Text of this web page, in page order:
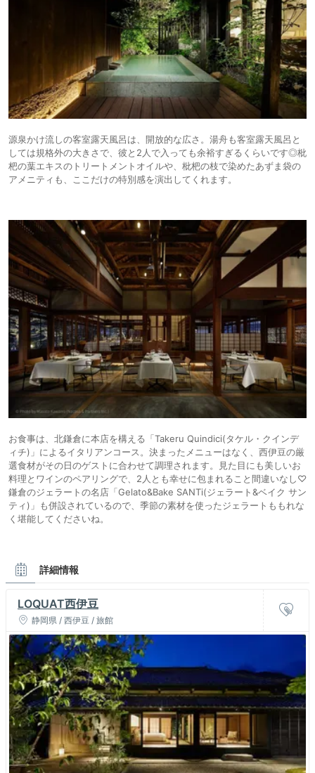
源泉かけ流しの客室露天風呂は、開放的な広さ。湯舟も客室露天風呂と
しては規格外の大きさで、彼と2人で入っても余裕すぎるくらいです◎枇
杷の葉エキスのトリートメントオイルや、枇杷の枝で染めたあずま袋の
アメニティも、ここだけの特別感を演出してくれます。
お食事は、北鎌倉に本店を構える「Takeru Quindici(タケル・クインデ
ィチ)」によるイタリアンコース。決まったメニューはなく、西伊豆の厳
選食材がその日のゲストに合わせて調理されます。見た目にも美しいお
料理とワインのペアリングで、2人とも幸せに包まれること間違いなし♡
鎌倉のジェラートの名店「Gelato&Bake SANTi(ジェラート&ベイク サン
ティ)」も併設されているので、季節の素材を使ったジェラートももれな
く堪能してくださいね。
詳細情報
LOQUAT西伊豆
静岡県 / 西伊豆 / 旅館